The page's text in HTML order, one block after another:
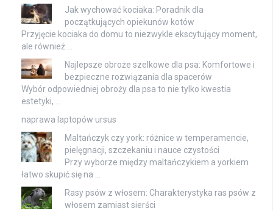
Jak wychować kociaka: Poradnik dla
początkujących opiekunów kotów
Przyjęcie kociaka do domu to niezwykle ekscytujący moment,
ale również …
Najlepsze obroże szelkowe dla psa: Komfortowe i
bezpieczne rozwiązania dla spacerów
Wybór odpowiedniej obroży dla psa to nie tylko kwestia
estetyki, …
naprawa laptopów ursus
Maltańczyk czy york: różnice w temperamencie,
pielęgnacji, szczekaniu i nauce czystości
Przy wyborze między maltańczykiem a yorkiem
łatwo skupić się na …
Rasy psów z włosem: Charakterystyka ras psów z
włosem zamiast sierści